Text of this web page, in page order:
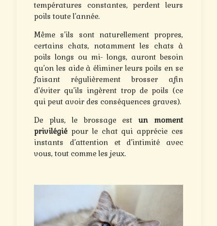
températures constantes, perdent leurs
poils toute l’année.
Même s’ils sont naturellement propres,
certains chats, notamment les chats à
poils longs ou mi- longs, auront besoin
qu’on les aide à éliminer leurs poils en se
faisant régulièrement brosser afin
d’éviter qu’ils ingèrent trop de poils (ce
qui peut avoir des conséquences graves).
De plus, le brossage est un moment
privilégiépour le chat qui apprécie ces
instants d’attention et d’intimité avec
vous, tout comme les jeux.